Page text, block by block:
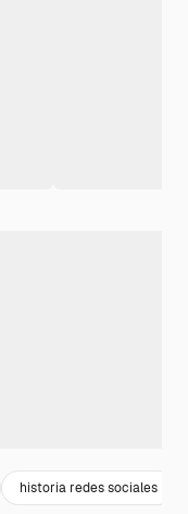
historia redes sociales